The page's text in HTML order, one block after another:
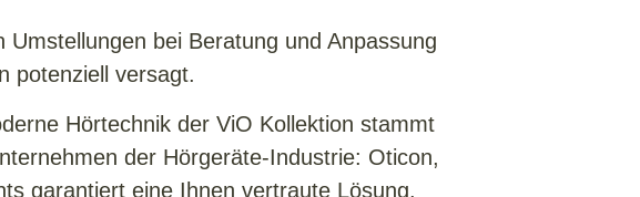
bei Beratung und Anpassung
potenziell versagt.
Hörtechnik der ViO Kollektion stammt
der Hörgeräte-Industrie: Oticon,
garantiert eine Ihnen vertraute Lösung.